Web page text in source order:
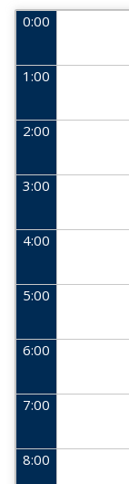
0:00
1:00
2:00
3:00
4:00
5:00
6:00
7:00
8:00